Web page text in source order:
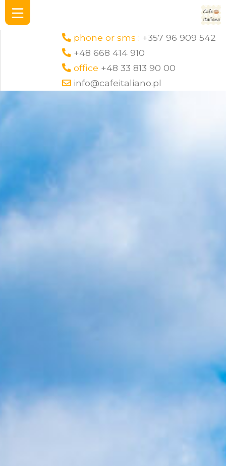
phone or sms : +357 96 909 542
+48 668 414 910
office +48 33 813 90 00
info@cafeitaliano.pl